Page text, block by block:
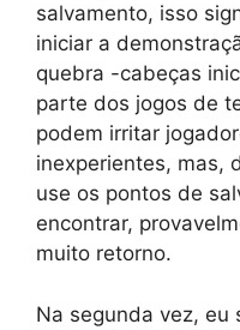
salvamento, isso
iniciar a
quebra -cabeças
parte dos jogos de
podem irritar
inexperientes, mas,
use os pontos de
encontrar,
muito retorno.
Na segunda vez, eu